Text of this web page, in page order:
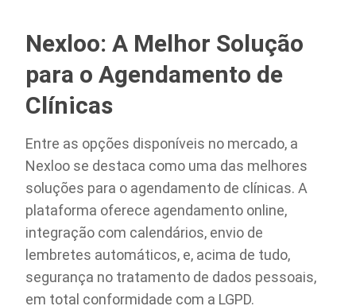
Nexloo: A Melhor Solução
para o Agendamento de
Clínicas
Entre as opções disponíveis no mercado, a
Nexloo se destaca como uma das melhores
soluções para o agendamento de clínicas. A
plataforma oferece agendamento online,
integração com calendários, envio de
lembretes automáticos, e, acima de tudo,
segurança no tratamento de dados pessoais,
em total conformidade com a LGPD.